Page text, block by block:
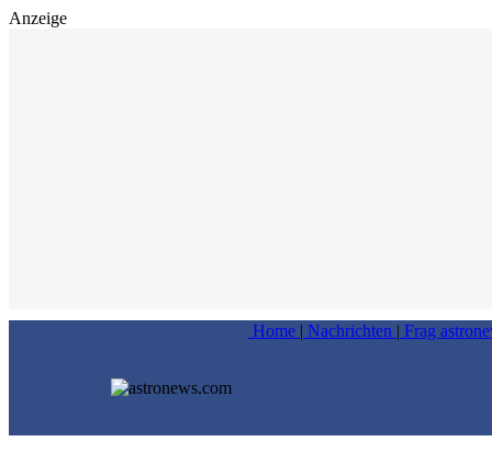
Anzeige
Home | Nachrichten | Frag